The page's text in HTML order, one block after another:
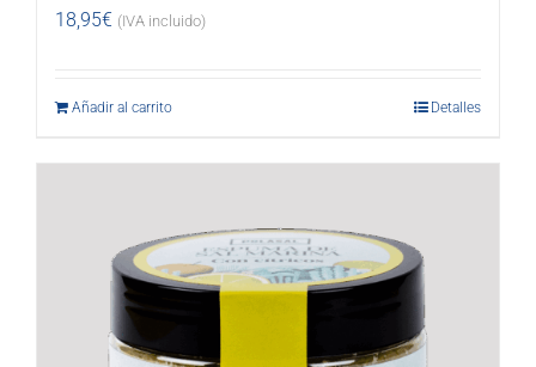
18,95€ (IVA incluido)
Añadir al carrito Detalles